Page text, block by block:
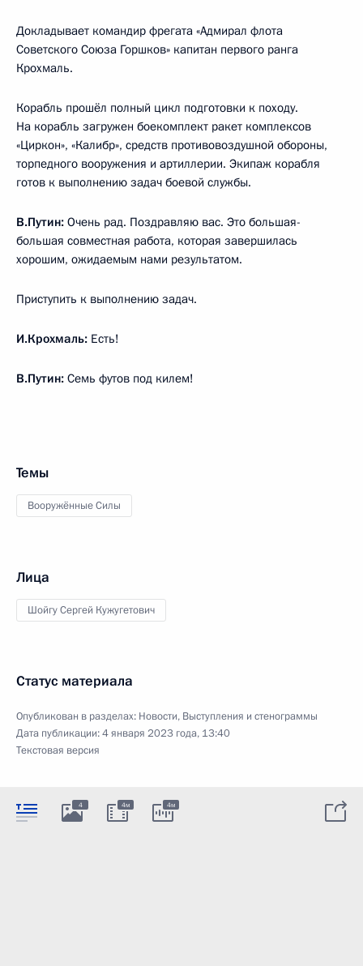
Докладывает командир фрегата «Адмирал флота
Советского Союза Горшков» капитан первого ранга
Крохмаль.
Корабль прошёл полный цикл подготовки к походу.
На корабль загружен боекомплект ракет комплексов
«Циркон», «Калибр», средств противовоздушной обороны,
торпедного вооружения и артиллерии. Экипаж корабля
готов к выполнению задач боевой службы.
В.Путин: Очень рад. Поздравляю вас. Это большая-
большая совместная работа, которая завершилась
хорошим, ожидаемым нами результатом.
Приступить к выполнению задач.
И.Крохмаль: Есть!
В.Путин: Семь футов под килем!
Темы
Вооружённые Силы
Лица
Шойгу Сергей Кужугетович
Статус материала
Опубликован в разделах: Новости, Выступления и стенограммы
Дата публикации:4 января 2023 года, 13:40
Текстовая версия
4 4м 4м